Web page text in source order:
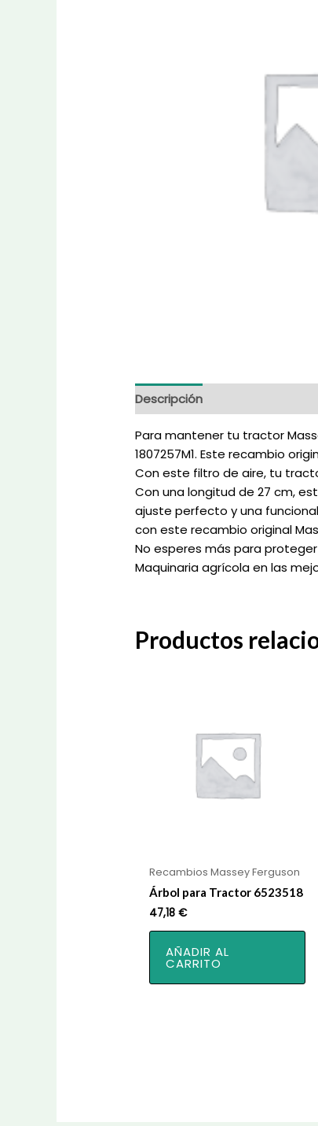
Descripción
Para mantener tu tractor
1807257M1. Este recambio
Con este filtro de aire, tu
Con una longitud de 27 cm,
ajuste perfecto y una
con este recambio original
No esperes más para
Maquinaria agrícola en las
Productos
Recambios Massey Ferguson
Árbol para Tractor 6523518
47,18€
AÑADIR AL
CARRITO